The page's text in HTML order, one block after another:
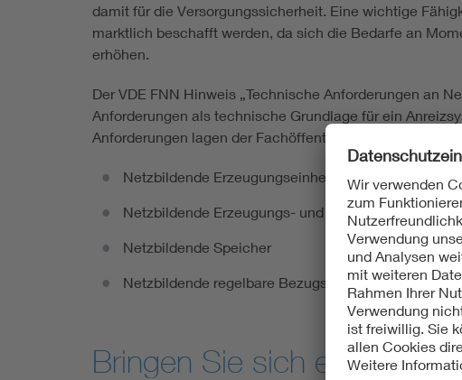
damit für die Versorgungssicherheit. Eine wichtige
marktlich beschafft werden, da sich die Bedarfe an
erhöhen.
Der VDE FNN Hinweis „Technische Anforderungen an
Anforderungen als technische Grundlage für ein
Anforderungen lagen der Fachöffentlichkeit zwischen
Netzbildende Erzeugungseinheiten von Typ-1 bzw.
Netzbildende Erzeugungs- und Speichereinheiten
Netzbildende Speicher
Netzbildende regelbare Bezugseinheiten
Bringen Sie sich ein: